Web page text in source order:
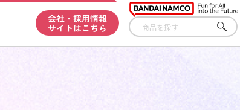
会社・採用情報
サイトはこちら
さ